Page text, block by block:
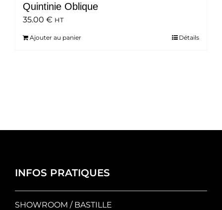
Quintinie Oblique
35.00 € HT
Ajouter au panier Détails
INFOS PRATIQUES
SHOWROOM / BASTILLE